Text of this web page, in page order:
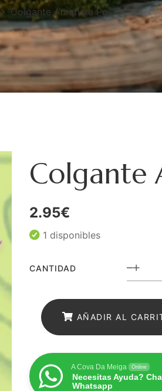
Colgante Amatista Pq
Colgante
2.95€
1 disponibles
CANTIDAD
AÑADIR AL
A Cova Da Meiga Online
Necesitas Ayuda?
Whatsapp